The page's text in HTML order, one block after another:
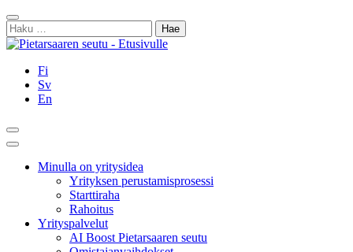
Siirry
sisältöön
Sulje
Haku:
Fi
Sv
En
Hae
Päävalikko
Minulla on yritysidea
Yrityksen perustamisprosessi
Starttiraha
Rahoitus
Yrityspalvelut
AI Boost Pietarsaaren seutu